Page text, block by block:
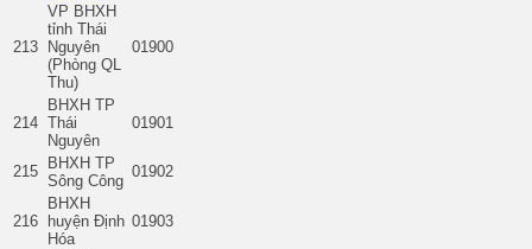
213
VP BHXH
tỉnh Thái
Nguyên
(Phòng QL
Thu)
01900
214
BHXH TP
Thái
Nguyên
01901
215
BHXH TP
Sông Công
01902
216
BHXH
huyện Định
Hóa
01903